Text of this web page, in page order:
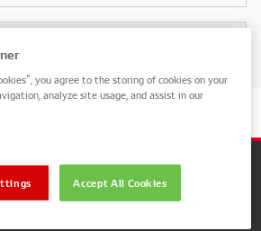
you agree to the storing of cookies on your
analyze site usage, and assist in our
Accept All Cookies